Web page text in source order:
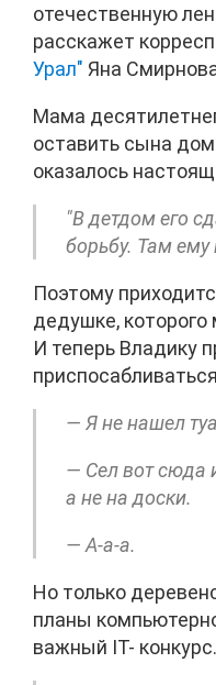
отечественную
расскажет
Урал" Яна
Мама
оставить сына
оказалось
"В детдом его
борьбу. Там ему
Поэтому
дедушке, которого
И теперь Владику
— Я не нашел
— Сел вот сюда
а не на доски.
— А-а-а.
Но только
планы
важный IT- конкурс.